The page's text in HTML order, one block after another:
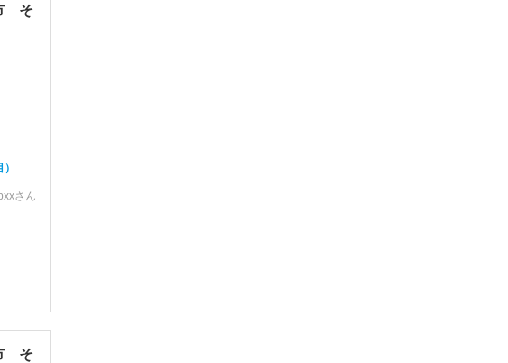
そ
さん
そ